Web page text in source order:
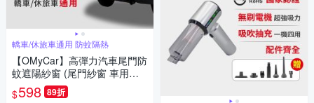
轎車/休旅車通用 防蚊隔熱
【OMyCar】高彈力汽車尾門防
蚊遮陽紗窗 (尾門紗窗 車用蚊
帳 汽車防蚊帳 車宿 車露)
$598 89折